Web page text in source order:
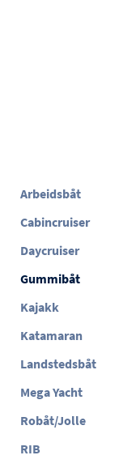
Arbeidsbåt
Cabincruiser
Daycruiser
Gummibåt
Kajakk
Katamaran
Landstedsbåt
Mega Yacht
Robåt/Jolle
RIB